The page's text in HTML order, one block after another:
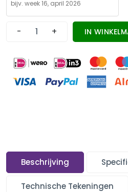
- + IN
Beschrijving
Technische Tekeningen